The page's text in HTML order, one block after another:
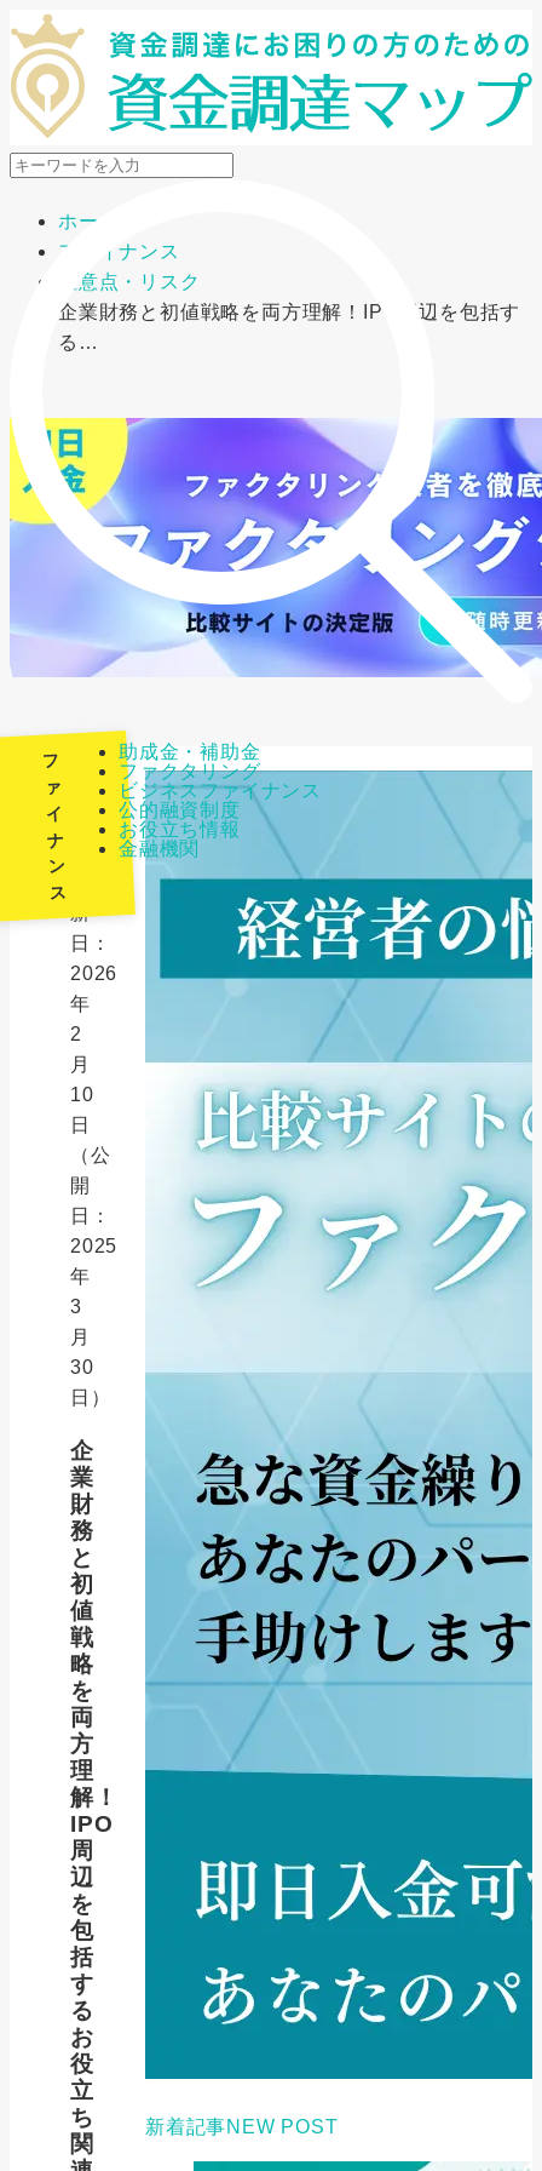
メニューを開閉
助成金・補助金
ファクタリング
ビジネスファイナンス
公的融資制度
お役立ち情報
金融機関
ホーム
ファイナンス
注意点・リスク
企業財務と初値戦略を両方理解！IPO周辺を包括す
る…
フ
ァ
イ
ナ
ン
ス
新
日：
2026
年
2
月
10
日
（公
開
日：
2025
年
3
月
30
日）
企
業
財
務
と
初
値
戦
略
を
両
方
理
解！
IPO
周
辺
を
包
括
す
る
お
役
立
ち
関
新着記事NEW POST